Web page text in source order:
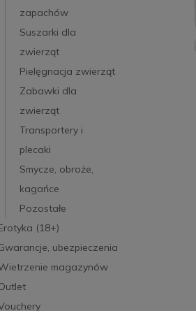
zapachów
Suszarki dla
zwierząt
Pielęgnacja zwierząt
Zabawki dla
zwierząt
Transportery i
plecaki
Smycze, obroże,
kagańce
Pozostałe
(18+)
ubezpieczenia
magazynów